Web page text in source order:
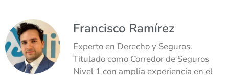
Francisco Ramírez
Experto en Derecho y Seguros.
Titulado como Corredor de Seguros
Nivel 1 con amplia experiencia en el